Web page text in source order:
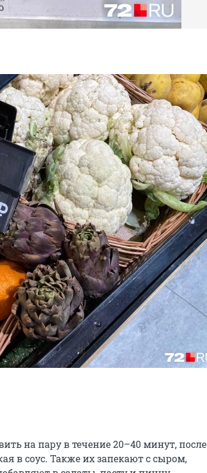
на пару в течение 20–40 минут, после
в соус. Также их запекают с сыром,